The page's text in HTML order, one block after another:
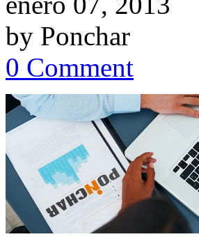
by Ponchar
0 Comment